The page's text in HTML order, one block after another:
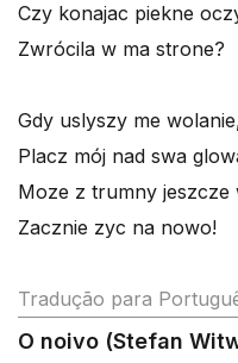
Czy konajac piekne
Zwrócila w ma strone?
Gdy uslyszy me
Placz mój nad swa
Moze z trumny jeszcze
Zacznie zyc na nowo!
Tradução para
O noivo (Stefan